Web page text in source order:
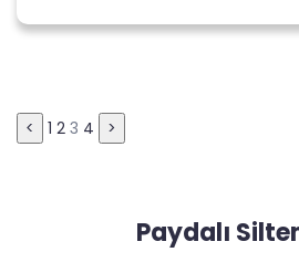
записей
< 1 2 3 4 >
Paydalı